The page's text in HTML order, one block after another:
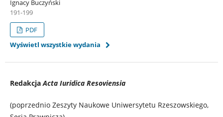
Ignacy Buczyński
191-199
PDF
Wyświetl wszystkie wydania
RedakcjaActa Iuridica Resoviensia
(poprzednio Zeszyty Naukowe Uniwersytetu Rzeszowskiego,